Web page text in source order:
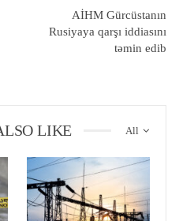
AİHM Gürcüstanın
Rusiyaya qarşı iddiasını
təmin edib
All
LIKE